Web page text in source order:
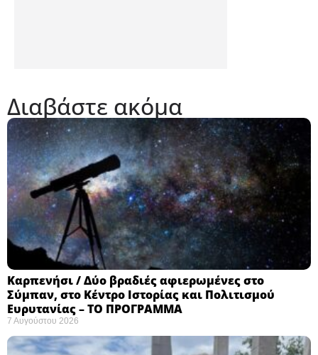
Διαβάστε ακόμα
Καρπενήσι / Δύο βραδιές αφιερωμένες στο
Σύμπαν, στο Κέντρο Ιστορίας και Πολιτισμού
Ευρυτανίας – ΤΟ ΠΡΟΓΡΑΜΜΑ
7 Αυγούστου 2026